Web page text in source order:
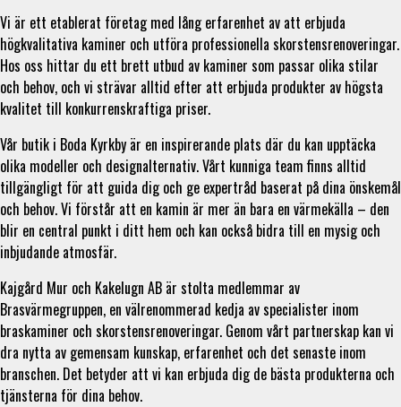
Vi är ett etablerat företag med lång erfarenhet av att erbjuda
högkvalitativa kaminer och utföra professionella skorstensrenoveringar.
Hos oss hittar du ett brett utbud av kaminer som passar olika stilar
och behov, och vi strävar alltid efter att erbjuda produkter av högsta
kvalitet till konkurrenskraftiga priser.
Vår butik i Boda Kyrkby är en inspirerande plats där du kan upptäcka
olika modeller och designalternativ. Vårt kunniga team finns alltid
tillgängligt för att guida dig och ge expertråd baserat på dina önskemål
och behov. Vi förstår att en kamin är mer än bara en värmekälla – den
blir en central punkt i ditt hem och kan också bidra till en mysig och
inbjudande atmosfär.
Kajgård Mur och Kakelugn AB är stolta medlemmar av
Brasvärmegruppen, en välrenommerad kedja av specialister inom
braskaminer och skorstensrenoveringar. Genom vårt partnerskap kan vi
dra nytta av gemensam kunskap, erfarenhet och det senaste inom
branschen. Det betyder att vi kan erbjuda dig de bästa produkterna och
tjänsterna för dina behov.